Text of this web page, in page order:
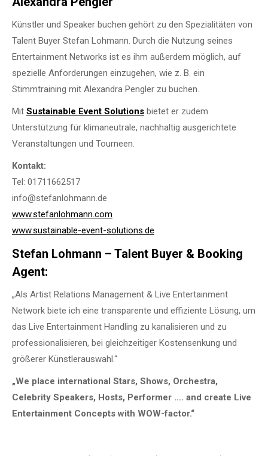
Künstler und Speaker buchen gehört zu den Spezialitäten von
Talent Buyer Stefan Lohmann. Durch die Nutzung seines
Entertainment Networks ist es ihm außerdem möglich, auf
spezielle Anforderungen einzugehen, wie z. B. ein
Stimmtraining mit Alexandra Pengler zu buchen.
Mit Sustainable Event Solutions bietet er zudem
Unterstützung für klimaneutrale, nachhaltig ausgerichtete
Veranstaltungen und Tourneen.
Kontakt:
Tel: 01711662517
info@stefanlohmann.de
www.stefanlohmann.com
www.sustainable-event-solutions.de
Stefan Lohmann – Talent Buyer & Booking
Agent:
„Als Artist Relations Management & Live Entertainment
Network biete ich eine transparente und effiziente Lösung, um
das Live Entertainment Handling zu kanalisieren und zu
professionalisieren, bei gleichzeitiger Kostensenkung und
größerer Künstlerauswahl.“
„We place international Stars, Shows, Orchestra,
Celebrity Speakers, Hosts, Performer …. and create Live
Entertainment Concepts with WOW-factor.“